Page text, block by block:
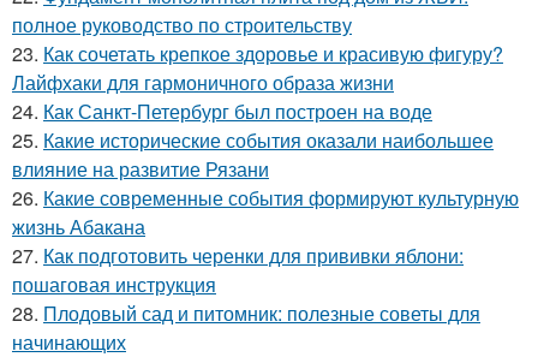
полное руководство по строительству
23. Как сочетать крепкое здоровье и красивую фигуру?
Лайфхаки для гармоничного образа жизни
24. Как Санкт-Петербург был построен на воде
25. Какие исторические события оказали наибольшее
влияние на развитие Рязани
26. Какие современные события формируют культурную
жизнь Абакана
27. Как подготовить черенки для прививки яблони:
пошаговая инструкция
28. Плодовый сад и питомник: полезные советы для
начинающих